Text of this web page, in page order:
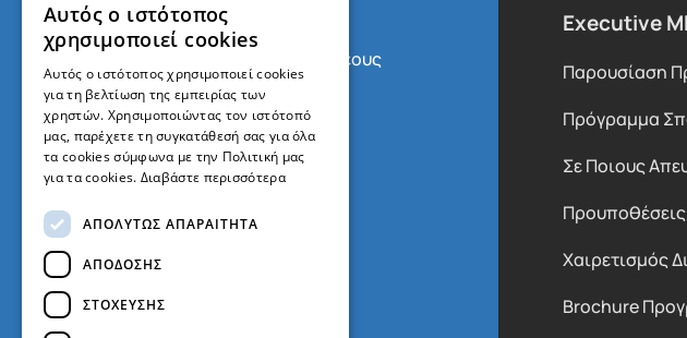
Γρυπάρειο Μέγαρο, Σοφοκλέους
1 & Αριστείδου, 5oς Όροφος,
γραφείο 508, Αθήνα 10559
+30 210 368 9415
+30 210 368 9486
emba@ba.uoa.gr
Executive
Παρουσίαση
Πρόγραμμα
Σε Ποιους
Προυποθέσεις
Χαιρετισμός
Brochure
Αυτός ο ιστότοπος
χρησιμοποιεί cookies
Αυτός ο ιστότοπος χρησιμοποιεί cookies
για τη βελτίωση της εμπειρίας των
χρηστών. Χρησιμοποιώντας τον ιστότοπό
μας, παρέχετε τη συγκατάθεσή σας για όλα
τα cookies σύμφωνα με την Πολιτική μας
για τα cookies. Διαβάστε περισσότερα
ΑΠΟΛΎΤΩΣ ΑΠΑΡΑΊΤΗΤΑ
ΑΠΌΔΟΣΗΣ
ΣΤΌΧΕΥΣΗΣ